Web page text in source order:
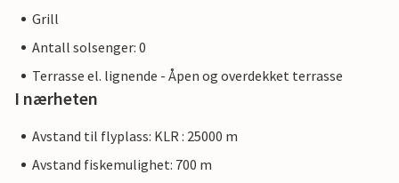
Grill
Antall solsenger: 0
Terrasse el. lignende - Åpen og overdekket terrasse
I nærheten
Avstand til flyplass: KLR : 25000 m
Avstand fiskemulighet: 700 m